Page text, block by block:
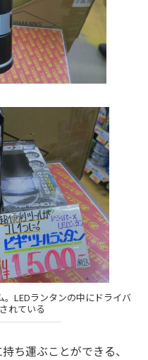
LEDランタンの中にドライバ
れている
ち運ぶことができる、